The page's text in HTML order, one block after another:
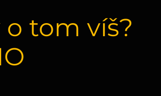
tom víš?